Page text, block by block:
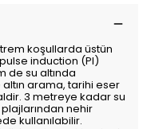
koşullarda üstün
induction (PI)
de su altında
arama, tarihi eser
3 metreye kadar su
nehir
kullanılabilir.